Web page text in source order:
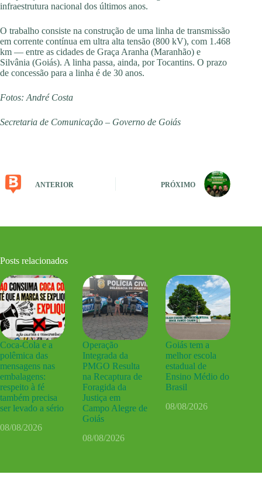
infraestrutura nacional dos últimos anos.
O trabalho consiste na construção de uma linha de transmissão
em corrente contínua em ultra alta tensão (800 kV), com 1.468
km — entre as cidades de Graça Aranha (Maranhão) e
Silvânia (Goiás). A linha passa, ainda, por Tocantins. O prazo
de concessão para a linha é de 30 anos.
Fotos: André Costa
Secretaria de Comunicação – Governo de Goiás
ANTERIOR PRÓXIMO
Posts relacionados
Coca-Cola e a
polêmica das
mensagens nas
embalagens:
respeito à fé
também precisa
ser levado a sério
08/08/2026
Operação
Integrada da
PMGO Resulta
na Recaptura de
Foragida da
Justiça em
Campo Alegre de
Goiás
08/08/2026
Goiás tem a
melhor escola
estadual de
Ensino Médio do
Brasil
08/08/2026